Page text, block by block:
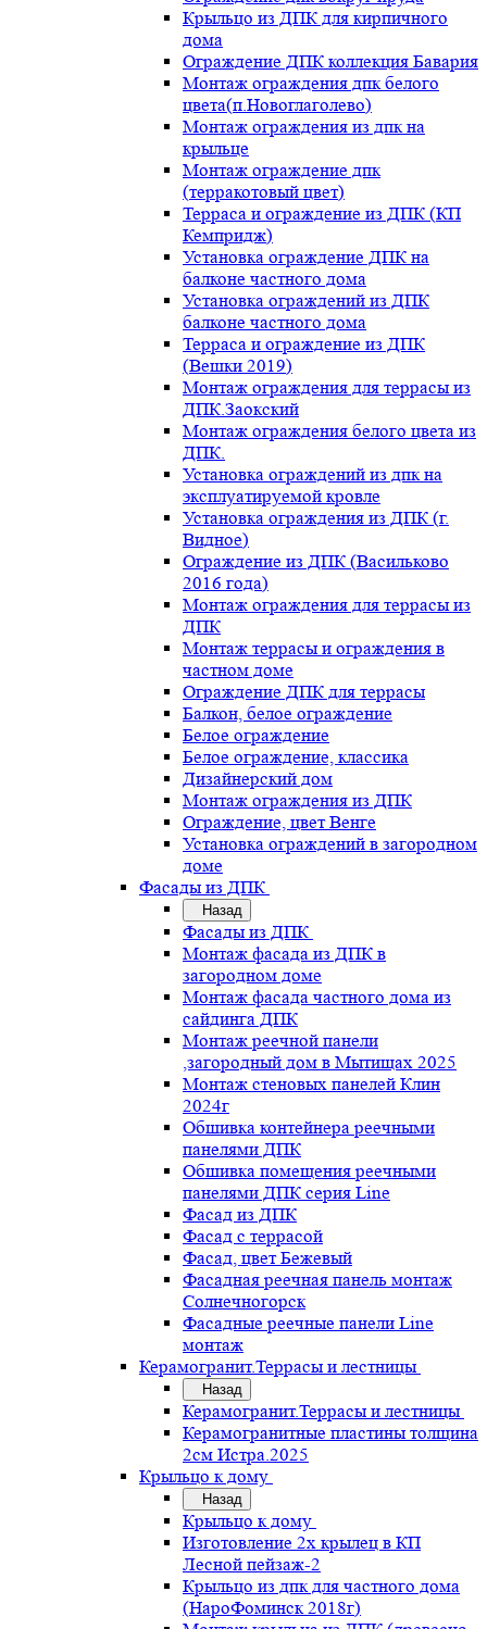
Крыльцо из ДПК для кирпичного
дома
Ограждение ДПК коллекция Бавария
Монтаж ограждения дпк белого
цвета(п.Новоглаголево)
Монтаж ограждения из дпк на
крыльце
Монтаж ограждение дпк
(терракотовый цвет)
Терраса и ограждение из ДПК (КП
Кемпридж)
Установка ограждение ДПК на
балконе частного дома
Установка ограждений из ДПК
балконе частного дома
Терраса и ограждение из ДПК
(Вешки 2019)
Монтаж ограждения для террасы из
ДПК.Заокский
Монтаж ограждения белого цвета из
ДПК.
Установка ограждений из дпк на
эксплуатируемой кровле
Установка ограждения из ДПК (г.
Видное)
Ограждение из ДПК (Васильково
2016 года)
Монтаж ограждения для террасы из
ДПК
Монтаж террасы и ограждения в
частном доме
Ограждение ДПК для террасы
Балкон, белое ограждение
Белое ограждение
Белое ограждение, классика
Дизайнерский дом
Монтаж ограждения из ДПК
Ограждение, цвет Венге
Установка ограждений в загородном
доме
Фасады из ДПК
Назад
Фасады из ДПК
Монтаж фасада из ДПК в
загородном доме
Монтаж фасада частного дома из
сайдинга ДПК
Монтаж реечной панели
,загородный дом в Мытищах 2025
Монтаж стеновых панелей Клин
2024г
Обшивка контейнера реечными
панелями ДПК
Обшивка помещения реечными
панелями ДПК серия Line
Фасад из ДПК
Фасад с террасой
Фасад, цвет Бежевый
Фасадная реечная панель монтаж
Солнечногорск
Фасадные реечные панели Line
монтаж
Керамогранит.Террасы и лестницы
Назад
Керамогранит.Террасы и лестницы
Керамогранитные пластины толщина
2см Истра.2025
Крыльцо к дому
Назад
Крыльцо к дому
Изготовление 2х крылец в КП
Лесной пейзаж-2
Крыльцо из дпк для частного дома
(НароФоминск 2018г)